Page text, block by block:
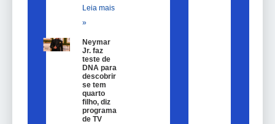
Leia mais
»
Neymar
Jr. faz
teste de
DNA para
descobrir
se tem
quarto
filho, diz
programa
de TV